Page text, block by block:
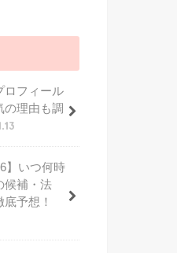
ロフィール
の理由も調
】いつ何時
候補・法
予想！